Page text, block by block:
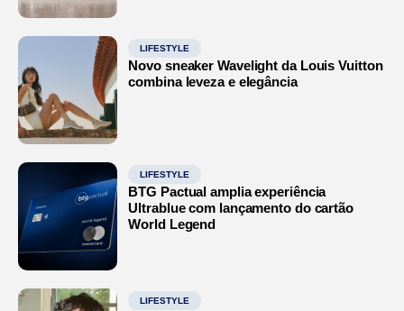
LIFESTYLE
Novo sneaker Wavelight da Louis Vuitton
combina leveza e elegância
LIFESTYLE
BTG Pactual amplia experiência
Ultrablue com lançamento do cartão
World Legend
LIFESTYLE